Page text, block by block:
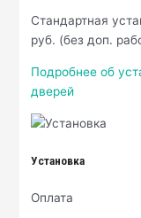
Стандартная
руб. (без доп.
Подробнее об
дверей
Установка
Оплата